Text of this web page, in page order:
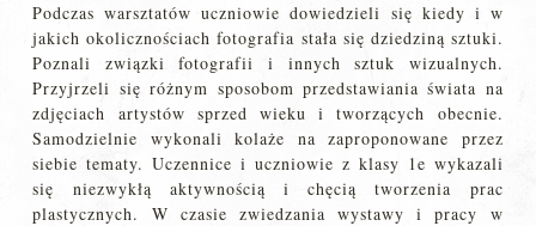
Podczas warsztatów uczniowie dowiedzieli się kiedy i w
jakich okolicznościach fotografia stała się dziedziną sztuki.
Poznali związki fotografii i innych sztuk wizualnych.
Przyjrzeli się różnym sposobom przedstawiania świata na
zdjęciach artystów sprzed wieku i tworzących obecnie.
Samodzielnie wykonali kolaże na zaproponowane przez
siebie tematy. Uczennice i uczniowie z klasy 1e wykazali
się niezwykłą aktywnością i chęcią tworzenia prac
plastycznych. W czasie zwiedzania wystawy i pracy w